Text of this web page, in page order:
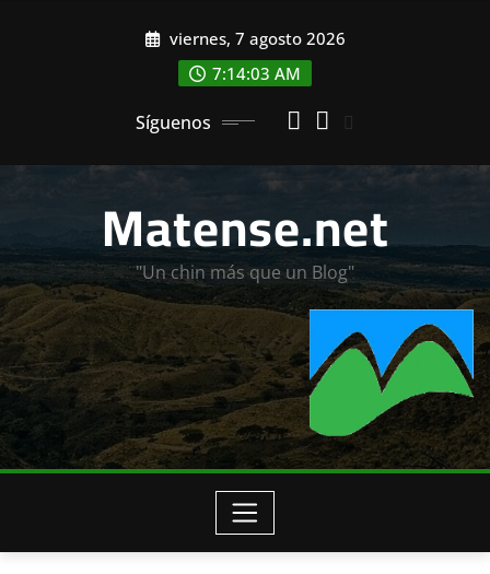
viernes, 7 agosto 2026
7:14:04 AM
Síguenos
Matense.net
"Un chin más que un Blog"